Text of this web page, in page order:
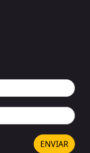
ENVIAR